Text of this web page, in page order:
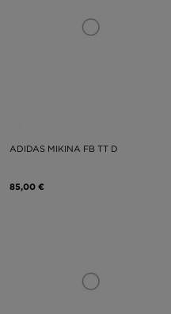
ADIDAS MIKINA FB TT D
85,00 €